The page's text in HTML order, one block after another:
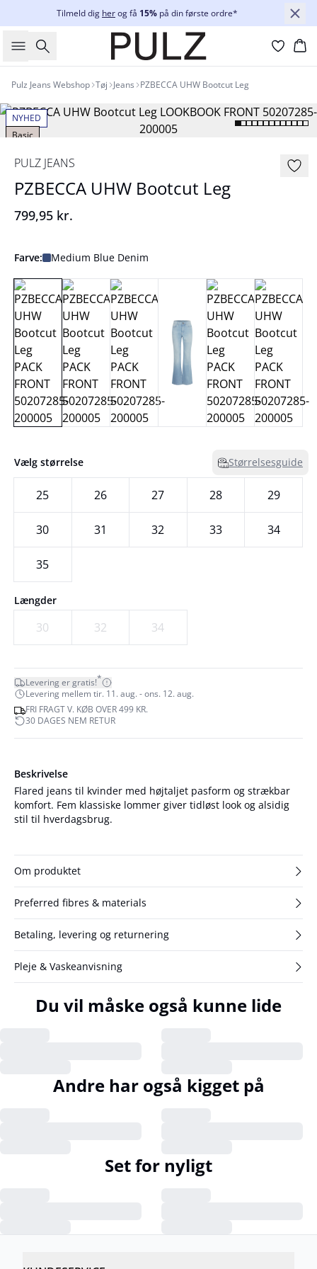
Tilmeld dig herog få 15% på din første ordre*
Søg
Pulz Jeans Webshop Tøj Jeans PZBECCA UHW Bootcut Leg
NYHED
Basic
PULZ JEANS
PZBECCA UHW Bootcut Leg
799,95 kr.
Farve: Medium Blue Denim
Vælg størrelse Størrelsesguide
25 26 27 28 29
30 31 32 33 34
35
Længder
30 32 34
Levering er gratis!*
Levering mellem tir. 11. aug. - ons. 12. aug.
FRI FRAGT V. KØB OVER 499 KR.
30 DAGES NEM RETUR
Beskrivelse
Flared jeans til kvinder med højtaljet pasform og strækbar
komfort. Fem klassiske lommer giver tidløst look og alsidig
stil til hverdagsbrug.
Om produktet
Preferred fibres & materials
Betaling, levering og returnering
Pleje & Vaskeanvisning
Du vil måske også kunne lide
Andre har også kigget på
Set for nyligt